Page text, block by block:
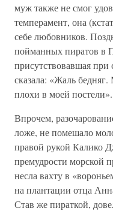
муж также не смог
темперамент, она
себе любовников.
пойманных пиратов в
присутствовавшая
сказала: «Жаль
плохи в моей постели».
Впрочем,
ложе, не помешало
правой рукой Калико
премудрости морской
несла вахту в
на плантации отца
Став же пираткой,